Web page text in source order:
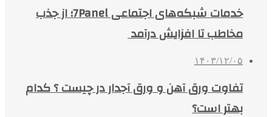
خدمات شبکه‌های اجتماعی 7Panel؛ از جذب
مخاطب تا افزایش درآمد
۱۴۰۳/۱۲/۰۵
تفاوت ورق آهن و ورق آجدار در چیست ؟ کدام
بهتر است؟